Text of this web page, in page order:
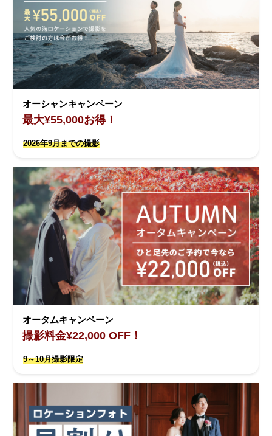
オーシャンキャンペーン
最大¥55,000お得！
2026年9月までの撮影
オータムキャンペーン
撮影料金¥22,000 OFF！
9～10月撮影限定